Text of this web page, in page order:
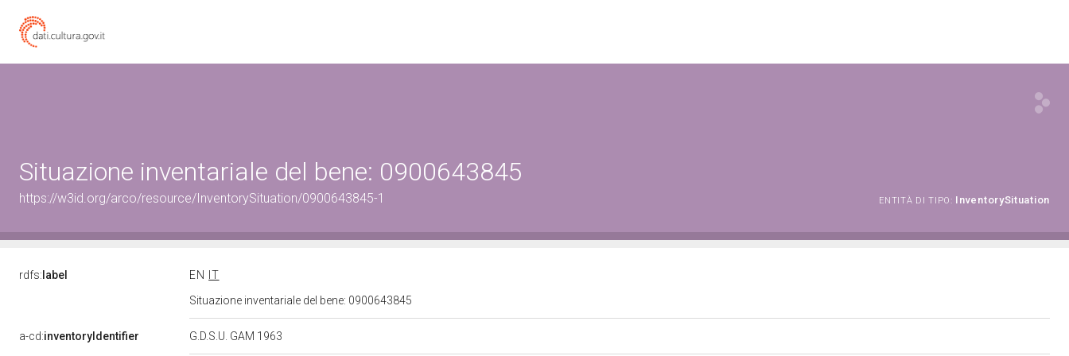
Situazione inventariale del bene: 0900643845
https://w3id.org/arco/resource/InventorySituation/0900643845-1 ENTITÀ DI TIPO: InventorySituation
rdfs: label EN
IT
Situazione inventariale del bene: 0900643845
a-cd:inventoryIdentifier G.D.S.U. GAM 1963